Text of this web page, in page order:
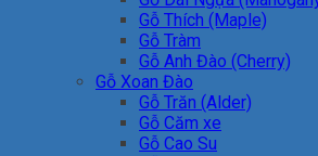
Gỗ Thích (Maple)
Gỗ Tràm
Gỗ Anh Đào (Cherry)
Gỗ Xoan Đào
Gỗ Trăn (Alder)
Gỗ Căm xe
Gỗ Cao Su